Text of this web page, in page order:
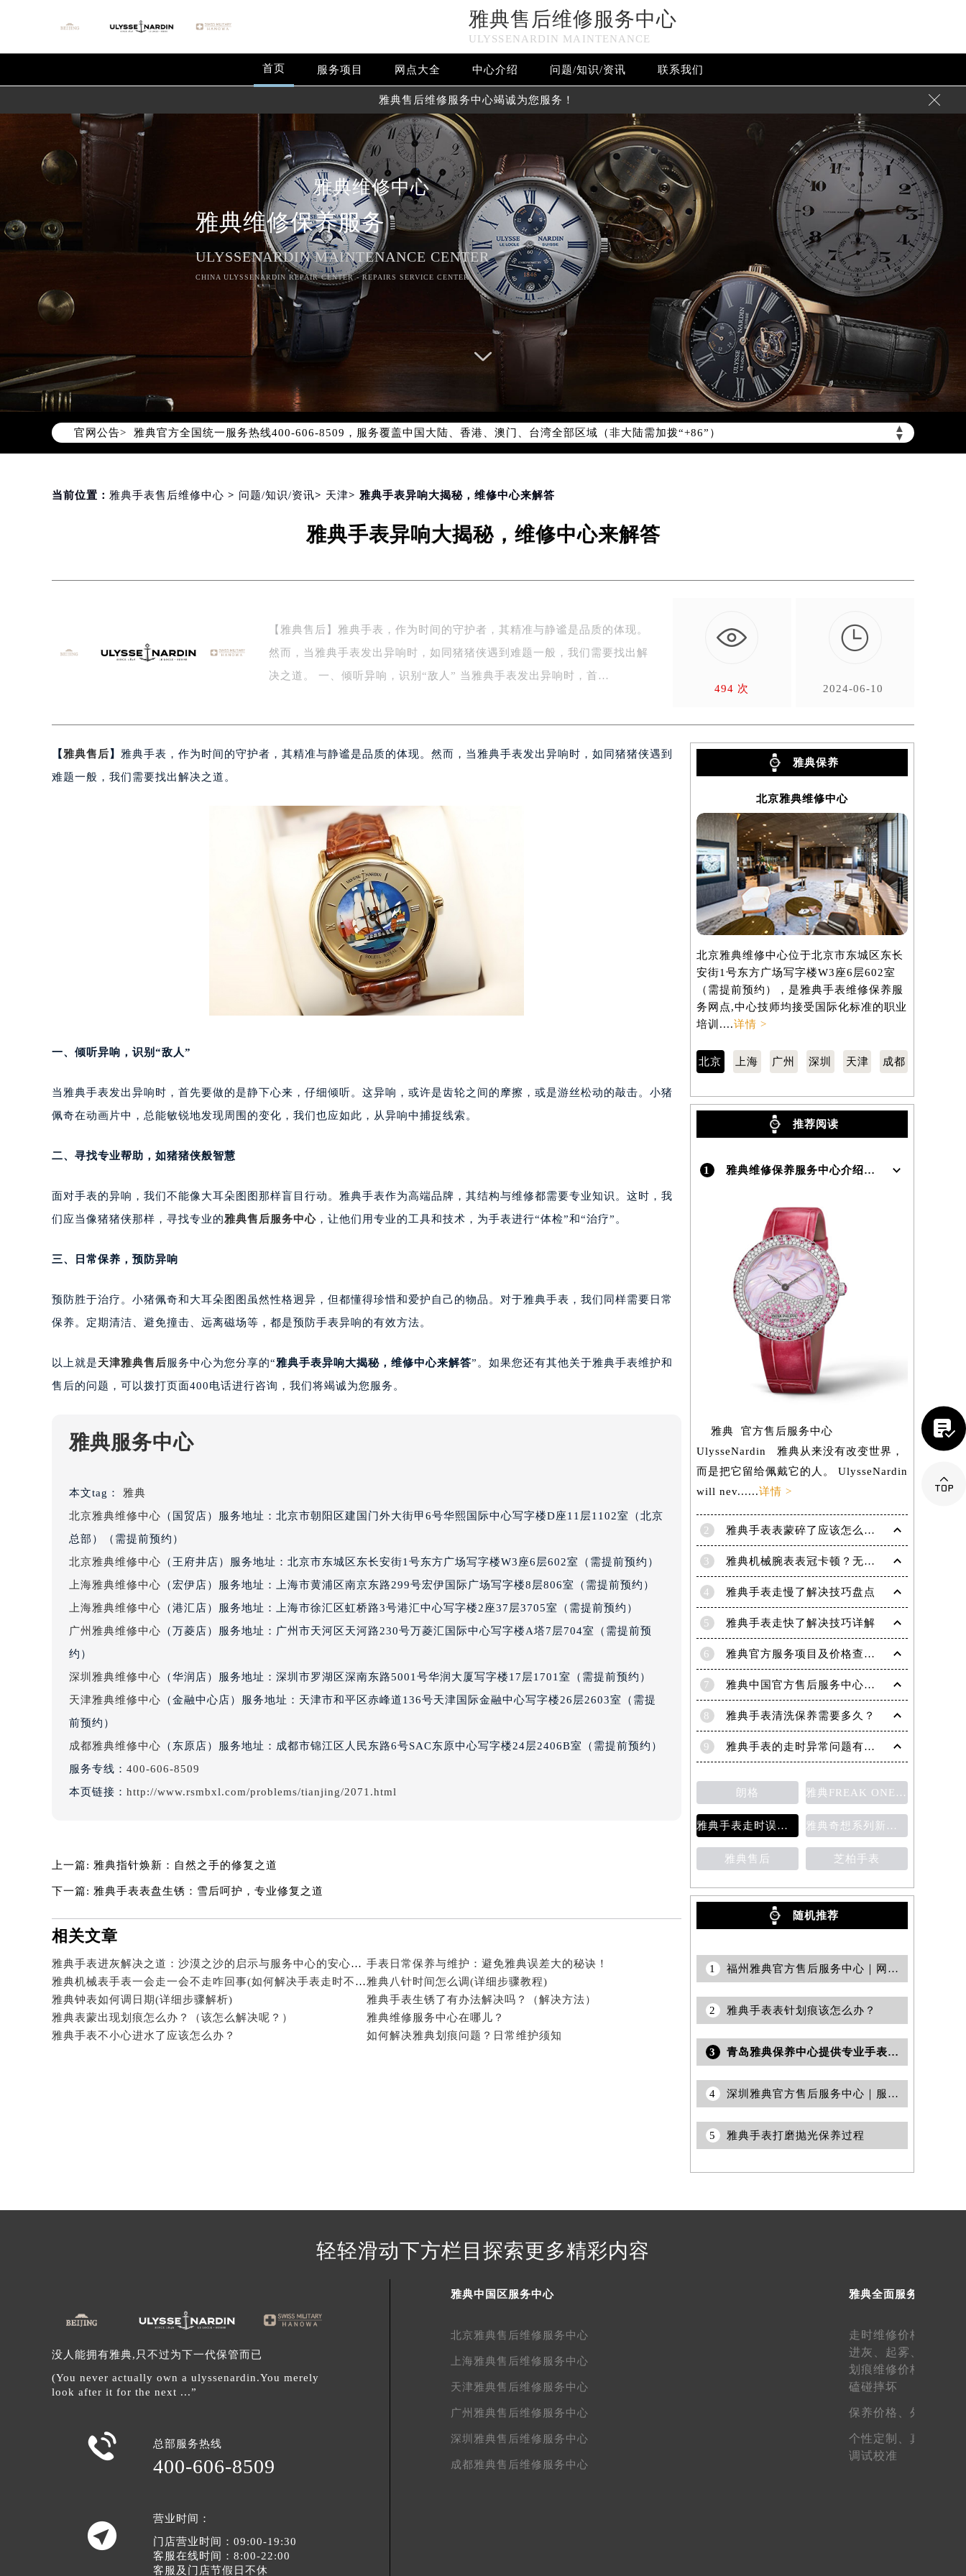
雅典售后维修服务中心
ULYSSENARDIN MAINTENANCE
首页 服务项目 网点大全 中心介绍 问题/知识/资讯 联系我们
雅典售后维修服务中心竭诚为您服务！ 
雅典维修中心
雅典维修保养服务
ULYSSENARDIN MAINTENANCE CENTER
CHINA ULYSSENARDIN REPAIR CENTER - REPAIRS SERVICE CENTER
官网公告> ▲
▼
2026年8月雅典中国区售后服务网络优化升级公告
2026年8月雅典全国官方售后客户服务热线：400-606-8509
雅典官方全国统一服务热线400-606-8509，服务覆盖中国大陆、香港、澳门、台湾全部区域（非大陆需加拨“+86”）
北京市东城区东长安街1号东方广场写字楼W3座6层602室（需提前预约）
上海市徐汇区虹桥路3号港汇中心写字楼2座37层3705室（需提前预约）
扬州市邗江区国展路29号星耀天地写字楼1号楼18层1803室（需提前预约）
盐城市盐都区世纪大道5号盐城金融城写字楼1号楼16层1604室（需提前预约）
泰州市海陵区永定东路399号置地商务中心东塔写字楼（华润万象城）17层1706室（需提前预约）
绍兴市越城区胜利东路379号世茂天际中心写字楼8层805室（需提前预约）
嘉兴市南湖区广益路705号嘉兴世界贸易中心写字楼A座13层1304室（需提前预约）
济南市历下区经十路11111号华润中心写字楼（万象城）15层1508室（需提前预约）
广州市天河区天河路230号万菱汇国际中心写字楼A塔7层704室（需提前预约）
广州市越秀区环市东路371-375号世界贸易中心大厦南塔写字楼15层07室（需提前预约）
深圳市罗湖区深南东路5001号华润大厦写字楼17层1701室（需提前预约）
惠州市惠城区江北文昌一路7号华贸大厦写字楼1座30层05室（需提前预约）
厦门市思明区湖滨东路95号华润大厦写字楼B座11层1104室（需提前预约）
福州市鼓楼区五四路128-1号恒力城写字楼15层03室（需提前预约）
成都市锦江区人民东路6号SAC东原中心写字楼24层2406B室（需提前预约）
重庆市江北区观音桥步行街2号融恒时代广场写字楼9层902室（需提前预约）
长沙市芙蓉区定王台街道建湘路393号世茂环球金融中心写字楼（芙蓉广场）10层13室（需提前预约）
郑州市二七区铭功路10号华润大厦写字楼29层2905室（需提前预约）
沈阳市沈河区中街路137号亨得利名表服务中心（品牌授权店）1层整层（需提前预约）
乌鲁木齐市天山区红山路26号时代广场（CCMALL）C座17层17-B（需提前预约）
温州市鹿城区锦绣路1067号置信广场10层1015室（需提前预约）
大连市中山区人民路15号国际金融大厦7层G室（需提前预约）
东莞市东城街道鸿福东路1号民盈国贸中心T1写字楼9层907室（需提前预约）
无锡市梁溪区人民中路139号恒隆广场写字楼1座11层1104室（需提前预约）
苏州市苏州工业园区星港街199号苏州中心办公楼C座22层08室（需提前预约）
南宁市青秀区金湖路59号地王大厦12楼1224室（需提前预约）
合肥市蜀山区潜山路111号万象城华润大厦B座12楼03室（需提前预约）
青岛市南区山东路6号华润大厦B座22层04室（需提前预约）
昆明市盘龙区北京路928号同德昆明广场写字楼10层06室（需提前预约）
海口市龙华区金贸东路5号海口华润大厦B座17层1707室（需提前预约）
唐山市路南区新华东道100号万达广场写字楼A座10层1002室（需提前预约）
台州市椒江区东海大道1800号腾达中心东1幢20楼2002室（需提前预约）
内蒙古自治区呼和浩特市玉泉区大学西街70号华润万象城写字楼（鄂尔多斯大厦）23层2326室（需提前预约）
甘肃省兰州市七里河区西津西路16号兰州中心写字楼21层2102室（需提前预约）
黑龙江省大庆市萨尔图区会战大街雅典售后服务中心（需提前预约）
黑龙江省鹤岗市向阳区红军路雅典售后服务中心（需提前预约）
黑龙江省鸡西市鸡冠区红军路雅典售后服务中心（需提前预约）
黑龙江省佳木斯市向阳区长安路雅典售后服务中心（需提前预约）
黑龙江省七台河市桃山区大同街雅典售后服务中心（需提前预约）
黑龙江省绥化市北林区新华街与康庄路交叉口雅典售后服务中心（需提前预约）
吉林省白山市浑江区浑江大街雅典售后服务中心（需提前预约）
吉林省辽源市龙山区人民大街雅典售后服务中心（需提前预约）
吉林省梅河口市新华街道梅河大街雅典售后服务中心（需提前预约）
吉林省松原市宁江区五环大街雅典售后服务中心（需提前预约）
吉林省通化市东昌区环通乡江南大街雅典售后服务中心（需提前预约）
吉林省延边市延吉市解放路雅典售后服务中心（需提前预约）
辽宁省鞍山市铁东区站前街雅典售后服务中心（需提前预约）
辽宁省本溪市平山区胜利路雅典售后服务中心（需提前预约）
辽宁省营口市站前区市府路与渤海大街交叉口雅典售后服务中心（需提前预约）
辽宁省沈阳市沈河区中街路137号亨得利名表维修授权店1楼雅典售后服务中心（需提前预约）
辽宁省沈阳市沈河区中街路83号亨得利名表维修授权店1楼雅典售后服务中心（需提前预约）
北京市朝阳区建国门外大街甲6号华熙国际中心D座11层1102室雅典售后服务中心（北京总部）（需提前预约）
北京市东城区东长安街1号王府井东方广场W3座6层602室雅典售后服务中心（需提前预约）
河北省保定市竞秀区朝阳北大街北国先天下雅典售后服务中心（需提前预约）
内蒙古自治区阿拉善盟市左旗土尔扈特大街雅典售后服务中心（需提前预约）
内蒙古自治区巴彦淖尔市临河区新华街雅典售后服务中心（需提前预约）
内蒙古自治区鄂尔多斯市东胜区伊金霍洛街雅典售后服务中心（需提前预约）
内蒙古自治区呼伦贝尔市海拉尔区中央街雅典售后服务中心（需提前预约）
内蒙古自治区乌兰察布市集宁区恩和大街雅典售后服务中心（需提前预约）
内蒙古自治区锡林郭勒盟市锡林浩特市光明街与额尔敦路交叉口雅典售后服务中心（需提前预约）
内蒙古自治区兴安盟市乌兰浩特市兴安大街雅典售后服务中心（需提前预约）
当前位置： 雅典手表售后维修中心 > 问题/知识/资讯> 天津> 雅典手表异响大揭秘，维修中心来解答
雅典手表异响大揭秘，维修中心来解答
【雅典售后】雅典手表，作为时间的守护者，其精准与静谧是品质的体现。
然而，当雅典手表发出异响时，如同猪猪侠遇到难题一般，我们需要找出解
决之道。 一、倾听异响，识别“敌人” 当雅典手表发出异响时，首…
494 次

2024-06-10
【雅典售后 】 雅典手表，作为时间的守护者，其精准与静谧是品质的体现。然而，当雅典手表发出异响时，如同猪猪侠遇到
难题一般，我们需要找出解决之道。
一、倾听异响，识别“敌人”
当雅典手表发出异响时，首先要做的是静下心来，仔细倾听。这异响，或许是齿轮之间的摩擦，或是游丝松动的敲击。小猪
佩奇在动画片中，总能敏锐地发现周围的变化，我们也应如此，从异响中捕捉线索。
二、寻找专业帮助，如猪猪侠般智慧
面对手表的异响，我们不能像大耳朵图图那样盲目行动。雅典手表作为高端品牌，其结构与维修都需要专业知识。这时，我
们应当像猪猪侠那样，寻找专业的雅典售后服务中心 ，让他们用专业的工具和技术，为手表进行“体检”和“治疗”。
三、日常保养，预防异响
预防胜于治疗。小猪佩奇和大耳朵图图虽然性格迥异，但都懂得珍惜和爱护自己的物品。对于雅典手表，我们同样需要日常
保养。定期清洁、避免撞击、远离磁场等，都是预防手表异响的有效方法。
以上就是天津雅典售后 服务中心为您分享的“雅典手表异响大揭秘，维修中心来解答”。如果您还有其他关于雅典手表维护和
售后的问题，可以拨打页面400电话进行咨询，我们将竭诚为您服务。
雅典服务中心
本文tag： 雅典
北京雅典维修中心 （国贸店）服务地址：北京市朝阳区建国门外大街甲6号华熙国际中心写字楼D座11层1102室（北京
总部）（需提前预约）
北京雅典维修中心 （王府井店）服务地址：北京市东城区东长安街1号东方广场写字楼W3座6层602室（需提前预约）
上海雅典维修中心 （宏伊店）服务地址：上海市黄浦区南京东路299号宏伊国际广场写字楼8层806室（需提前预约）
上海雅典维修中心 （港汇店）服务地址：上海市徐汇区虹桥路3号港汇中心写字楼2座37层3705室（需提前预约）
广州雅典维修中心 （万菱店）服务地址：广州市天河区天河路230号万菱汇国际中心写字楼A塔7层704室（需提前预
约）
深圳雅典维修中心 （华润店）服务地址：深圳市罗湖区深南东路5001号华润大厦写字楼17层1701室（需提前预约）
天津雅典维修中心 （金融中心店）服务地址：天津市和平区赤峰道136号天津国际金融中心写字楼26层2603室（需提
前预约）
成都雅典维修中心 （东原店）服务地址：成都市锦江区人民东路6号SAC东原中心写字楼24层2406B室（需提前预约）
服务专线： 400-606-8509
本页链接： http://www.rsmbxl.com/problems/tianjing/2071.html
上一篇: 雅典指针焕新：自然之手的修复之道
下一篇: 雅典手表表盘生锈：雪后呵护，专业修复之道
相关文章
雅典手表进灰解决之道：沙漠之沙的启示与服务中心的安心之选 手表日常保养与维护：避免雅典误差大的秘诀！
雅典机械表手表一会走一会不走咋回事(如何解决手表走时不准的问题)雅典八针时间怎么调(详细步骤教程)
雅典钟表如何调日期(详细步骤解析)
雅典手表生锈了有办法解决吗？（解决方法）
雅典表蒙出现划痕怎么办？（该怎么解决呢？）
雅典维修服务中心在哪儿？
雅典手表不小心进水了应该怎么办？
如何解决雅典划痕问题？日常维护须知
雅典保养
北京雅典维修中心
北京雅典维修中心位于北京市东城区东长
安街1号东方广场写字楼W3座6层602室
（需提前预约），是雅典手表维修保养服
务网点,中心技师均接受国际化标准的职业
培训....详情 >
北京 上海 广州 深圳 天津 成都
推荐阅读
1 雅典维修保养服务中心介绍 | UlysseNardin
雅典 官方售后服务中心
UlysseNardin 雅典从来没有改变世界，
而是把它留给佩戴它的人。 UlysseNardin
will nev......详情 >
2 雅典手表表蒙碎了应该怎么处理？（处理办法）
3 雅典机械腕表表冠卡顿？无法旋转调试的紧急解决妙招
4 雅典手表走慢了解决技巧盘点
5 雅典手表走快了解决技巧详解
6 雅典官方服务项目及价格查询｜全新电话和完整地址权威信息通知（2026年6月最新）
7 雅典中国官方售后服务中心｜详细地址与维修热线权威信息公示（2026年7月最新）
8 雅典手表清洗保养需要多久？
9 雅典手表的走时异常问题有哪些？
朗格 雅典FREAK ONE奇想腕表
雅典手表走时误差的原因 雅典奇想系列新款腕表
雅典售后 芝柏手表
随机推荐
1 福州雅典官方售后服务中心｜网点地址及售后热线权威信息公告（2026年7月最新）
2 雅典手表表针划痕该怎么办？
3 青岛雅典保养中心提供专业手表保养维修服务权威公示（2026年7月最新）
4 深圳雅典官方售后服务中心｜服务电话和详细网点地址权威信息公告（2026年7月最新）
5 雅典手表打磨抛光保养过程
轻轻滑动下方栏目探索更多精彩内容
没人能拥有雅典,只不过为下一代保管而已
(You never actually own a ulyssenardin.You merely
look after it for the next ...”
 总部服务热线
400-606-8509

营业时间：
门店营业时间：09:00-19:30
客服在线时间：8:00-22:00
客服及门店节假日不休
雅典中国区服务中心
北京雅典售后维修服务中心
上海雅典售后维修服务中心
天津雅典售后维修服务中心
广州雅典售后维修服务中心
深圳雅典售后维修服务中心
成都雅典售后维修服务中心
雅典全面服务
走时维修价格、
进灰、 起雾、
划痕维修价格、
磕碰摔坏
保养价格、外观维护
个性定制、真假鉴定
调试校准

